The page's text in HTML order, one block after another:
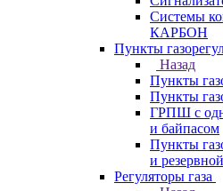
Системы
КАРБОН
Пункты
Назад
Пункты
Пункты
ГРПШ с
и байпасом
Пункты
и
Регуляторы газа